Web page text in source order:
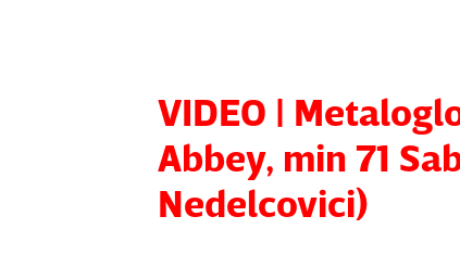
VIDEO |
Abbey, min 71
Nedelcovici)